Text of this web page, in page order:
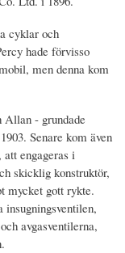
cyklar och
hade förvisso
men denna kom
- grundade
Senare kom även
att engageras i
skicklig konstruktör,
mycket gott rykte.
avgasventilerna,